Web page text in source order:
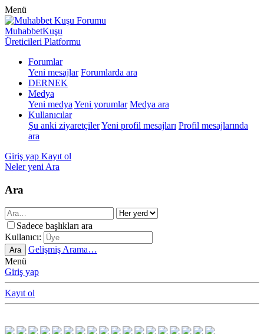
Menü
MuhabbetKuşu
Üreticileri Platformu
Forumlar
Yeni mesajlar Forumlarda ara
DERNEK
Medya
Yeni medya Yeni yorumlar Medya ara
Kullanıcılar
Şu anki ziyaretçilerYeni profil mesajları Profil mesajlarında
ara
Giriş yap Kayıt ol
Neler yeni Ara
Ara
Sadece başlıkları ara
Kullanıcı:
Ara
Gelişmiş Arama…
Menü
Giriş yap
Kayıt ol